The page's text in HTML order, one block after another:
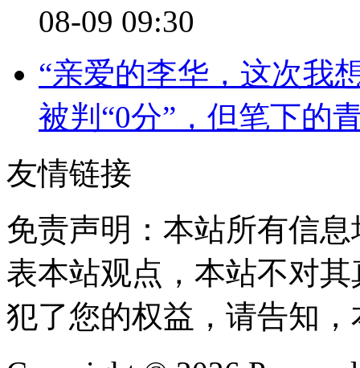
08-09 09:30
“亲爱的李华，这次
被判“0分”，但笔下的
友情链接
免责声明：本站所有信
表本站观点，本站不对
犯了您的权益，请告知